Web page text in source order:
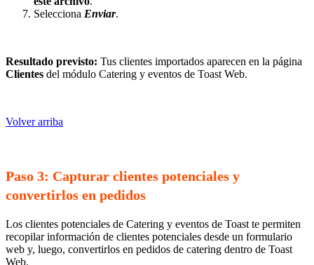
Selecciona Enviar.
Resultado previsto: Tus clientes importados aparecen en la página
Clientes del módulo Catering y eventos de Toast Web.
Volver arriba
Paso 3: Capturar clientes potenciales y
convertirlos en pedidos
Los clientes potenciales de Catering y eventos de Toast te permiten
recopilar información de clientes potenciales desde un formulario
web y, luego, convertirlos en pedidos de catering dentro de Toast
Web.